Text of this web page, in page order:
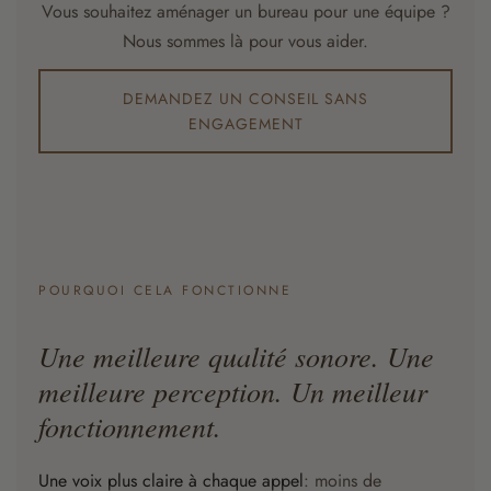
Vous souhaitez aménager un bureau pour une équipe ?
Nous sommes là pour vous aider.
DEMANDEZ UN CONSEIL SANS
ENGAGEMENT
POURQUOI CELA FONCTIONNE
Une meilleure qualité sonore. Une
meilleure perception. Un meilleur
fonctionnement.
Une voix plus claire à chaque appel: moins de